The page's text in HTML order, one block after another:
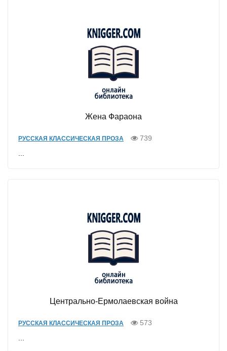
Жена Фараона
РУССКАЯ КЛАССИЧЕСКАЯ ПРОЗА
739
Центрально-Ермолаевская война
РУССКАЯ КЛАССИЧЕСКАЯ ПРОЗА
573